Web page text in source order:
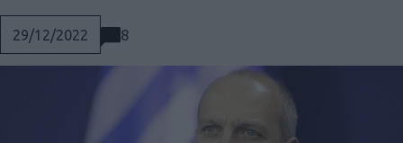
29/12/2022 8